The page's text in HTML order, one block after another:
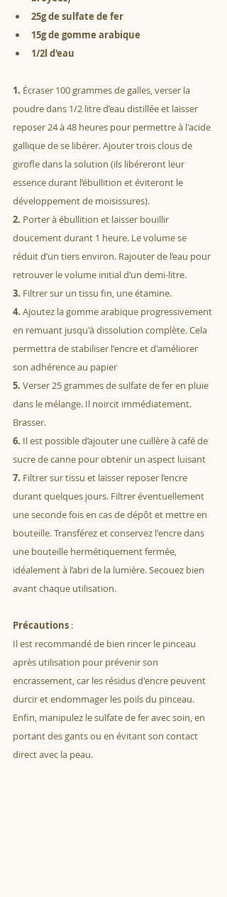
25g de sulfate de fer
15g de gomme arabique
1/2l d'eau
1. Écraser 100 grammes de galles, verser la
poudre dans 1/2 litre d’eau distillée et laisser
reposer 24 à 48 heures pour permettre à l'acide
gallique de se libérer. Ajouter trois clous de
girofle dans la solution (ils libéreront leur
essence durant l’ébullition et éviteront le
développement de moisissures).
2. Porter à ébullition et laisser bouillir
doucement durant 1 heure. Le volume se
réduit d’un tiers environ. Rajouter de l’eau pour
retrouver le volume initial d’un demi-litre.
3. Filtrer sur un tissu fin, une étamine.
4. Ajoutez la gomme arabique progressivement
en remuant jusqu'à dissolution complète. Cela
permettra de stabiliser l'encre et d'améliorer
son adhérence au papier
5. Verser 25 grammes de sulfate de fer en pluie
dans le mélange. Il noircit immédiatement.
Brasser.
6. Il est possible d’ajouter une cuillère à café de
sucre de canne pour obtenir un aspect luisant
7. Filtrer sur tissu et laisser reposer l’encre
durant quelques jours. Filtrer éventuellement
une seconde fois en cas de dépôt et mettre en
bouteille. Transférez et conservez l'encre dans
une bouteille hermétiquement fermée,
idéalement à l’abri de la lumière. Secouez bien
avant chaque utilisation.
Précautions :
Il est recommandé de bien rincer le pinceau
après utilisation pour prévenir son
encrassement, car les résidus d'encre peuvent
durcir et endommager les poils du pinceau.
Enfin, manipulez le sulfate de fer avec soin, en
portant des gants ou en évitant son contact
direct avec la peau.